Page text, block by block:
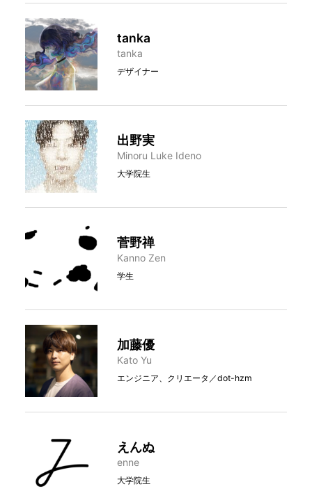
tanka
tanka
デザイナー
出野実
Minoru Luke Ideno
大学院生
菅野禅
Kanno Zen
学生
加藤優
Kato Yu
エンジニア、クリエータ／dot-hzm
えんぬ
enne
大学院生